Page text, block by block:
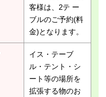
客様は、2テ ー
ブルのご予約(料
金)となります。
イス・テーブ
ル・テント・シ
ート等の場所を
拡張する物のお